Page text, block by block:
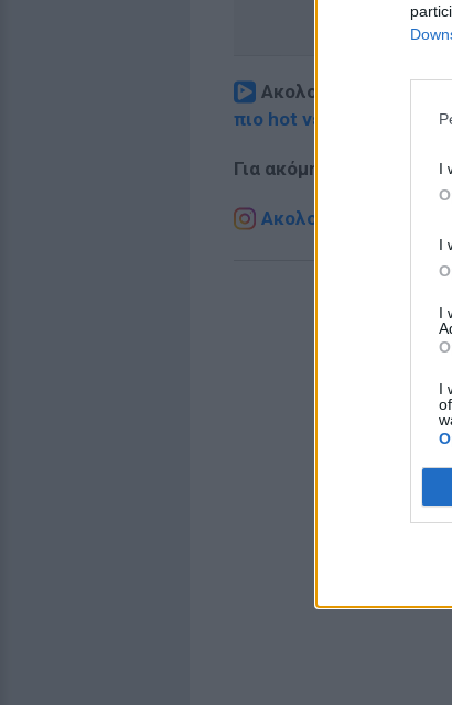
I
I
I
I
Ακολουθήστε το E-
πιο hot νέα
Για ακόμη περισσότερα
Ακολουθήστε το E-